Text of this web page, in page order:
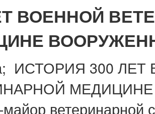
ВОЕННОЙ
ИСТОРИЯ 300
майор